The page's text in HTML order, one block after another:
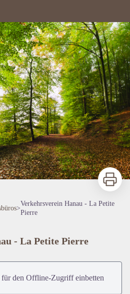
Pierre
View picture in full screen
Zu
>
Verkehrsverein Hanau - La Petite
Pierre
- La Petite Pierre
für den Offline-Zugriff einbetten